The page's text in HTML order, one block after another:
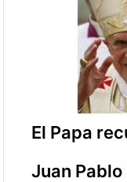
El Papa
Juan Pablo